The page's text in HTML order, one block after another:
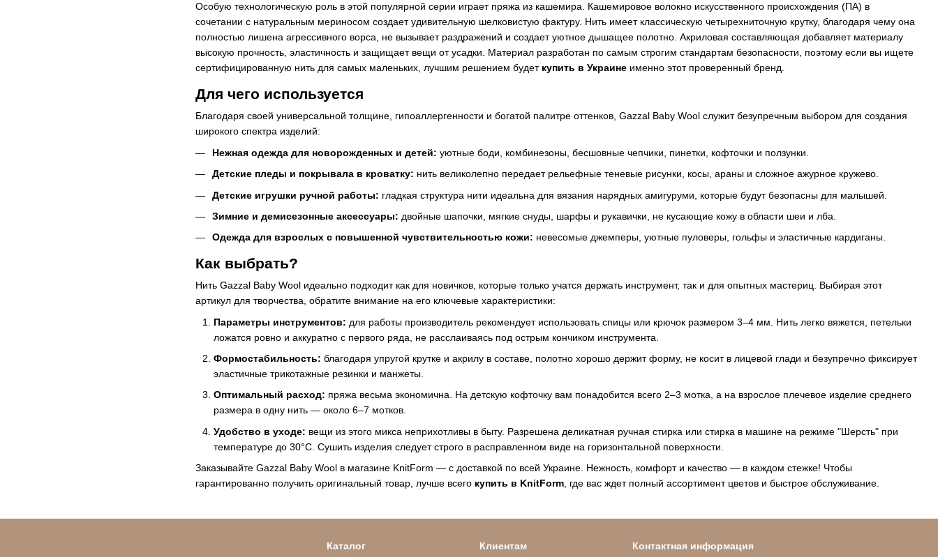
Особую технологическую роль в этой популярной серии играет пряжа из кашемира. Кашемировое волокно искусственного происхождения (ПА) в
сочетании с натуральным мериносом создает удивительную шелковистую фактуру. Нить имеет классическую четырехниточную крутку, благодаря чему она
полностью лишена агрессивного ворса, не вызывает раздражений и создает уютное дышащее полотно. Акриловая составляющая добавляет материалу
высокую прочность, эластичность и защищает вещи от усадки. Материал разработан по самым строгим стандартам безопасности, поэтому если вы ищете
сертифицированную нить для самых маленьких, лучшим решением будет купить в Украине именно этот проверенный бренд.
Для чего используется
Благодаря своей универсальной толщине, гипоаллергенности и богатой палитре оттенков, Gazzal Baby Wool служит безупречным выбором для создания
широкого спектра изделий:
Нежная одежда для новорожденных и детей: уютные боди, комбинезоны, бесшовные чепчики, пинетки, кофточки и ползунки.
Детские пледы и покрывала в кроватку: нить великолепно передает рельефные теневые рисунки, косы, араны и сложное ажурное кружево.
Детские игрушки ручной работы: гладкая структура нити идеальна для вязания нарядных амигуруми, которые будут безопасны для малышей.
Зимние и демисезонные аксессуары: двойные шапочки, мягкие снуды, шарфы и рукавички, не кусающие кожу в области шеи и лба.
Одежда для взрослых с повышенной чувствительностью кожи: невесомые джемперы, уютные пуловеры, гольфы и эластичные кардиганы.
Как выбрать?
Нить Gazzal Baby Wool идеально подходит как для новичков, которые только учатся держать инструмент, так и для опытных мастериц. Выбирая этот
артикул для творчества, обратите внимание на его ключевые характеристики:
Параметры инструментов: для работы производитель рекомендует использовать спицы или крючок размером 3–4 мм. Нить легко вяжется, петельки
ложатся ровно и аккуратно с первого ряда, не расслаиваясь под острым кончиком инструмента.
Формостабильность: благодаря упругой крутке и акрилу в составе, полотно хорошо держит форму, не косит в лицевой глади и безупречно фиксирует
эластичные трикотажные резинки и манжеты.
Оптимальный расход: пряжа весьма экономична. На детскую кофточку вам понадобится всего 2–3 мотка, а на взрослое плечевое изделие среднего
размера в одну нить — около 6–7 мотков.
Удобство в уходе: вещи из этого микса неприхотливы в быту. Разрешена деликатная ручная стирка или стирка в машине на режиме "Шерсть" при
температуре до 30°C. Сушить изделия следует строго в расправленном виде на горизонтальной поверхности.
Заказывайте Gazzal Baby Wool в магазине KnitForm — с доставкой по всей Украине. Нежность, комфорт и качество — в каждом стежке! Чтобы
гарантированно получить оригинальный товар, лучше всего купить в KnitForm, где вас ждет полный ассортимент цветов и быстрое обслуживание.
Каталог Клиентам Контактная информация